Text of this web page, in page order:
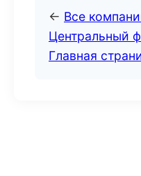
← Все
Центральный
Главная